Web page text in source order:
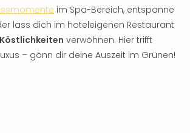
im Spa-Bereich, entspanne
lass dich im hoteleigenen Restaurant
verwöhnen. Hier trifft
– gönn dir deine Auszeit im Grünen!